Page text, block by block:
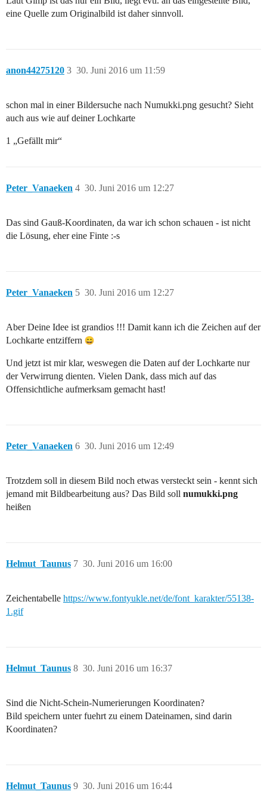
eine Quelle zum Originalbild ist daher sinnvoll.
anon44275120 30. Juni 2016 um 11:59
3
schon mal in einer Bildersuche nach Numukki.png gesucht? Sieht
auch aus wie auf deiner Lochkarte
1 „Gefällt mir“
Peter_Vanaeken 30. Juni 2016 um 12:27
4
Das sind Gauß-Koordinaten, da war ich schon schauen - ist nicht
die Lösung, eher eine Finte :-s
Peter_Vanaeken 30. Juni 2016 um 12:27
5
Aber Deine Idee ist grandios !!! Damit kann ich die Zeichen auf der
Lochkarte entziffern
Und jetzt ist mir klar, weswegen die Daten auf der Lochkarte nur
der Verwirrung dienten. Vielen Dank, dass mich auf das
Offensichtliche aufmerksam gemacht hast!
Peter_Vanaeken 30. Juni 2016 um 12:49
6
Trotzdem soll in diesem Bild noch etwas versteckt sein - kennt sich
jemand mit Bildbearbeitung aus? Das Bild soll numukki.png
heißen
Helmut_Taunus 30. Juni 2016 um 16:00
7
Zeichentabelle https://www.fontyukle.net/de/font_karakter/55138-
1.gif
Helmut_Taunus 30. Juni 2016 um 16:37
8
Sind die Nicht-Schein-Numerierungen Koordinaten?
Bild speichern unter fuehrt zu einem Dateinamen, sind darin
Koordinaten?
Helmut_Taunus 30. Juni 2016 um 16:44
9